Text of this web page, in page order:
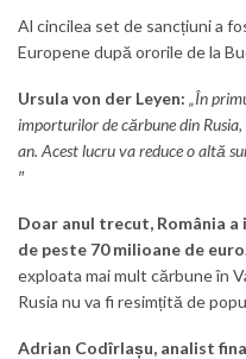
Al cincilea set de sancțiuni a
Europene după ororile de la
Ursula von der Leyen: „În
importurilor de cărbune din
an. Acest lucru va reduce o altă
″
Doar anul trecut, România
de peste 70 milioane de
exploata mai mult cărbune în
Rusia nu va fi resimțită de
Adrian Codîrlașu, analist